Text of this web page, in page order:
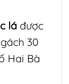
lá được
30
Hai Bà